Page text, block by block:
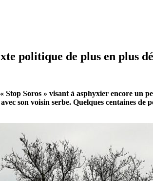
politique de plus en plus
Soros » visant à asphyxier encore un
son voisin serbe. Quelques centaines de